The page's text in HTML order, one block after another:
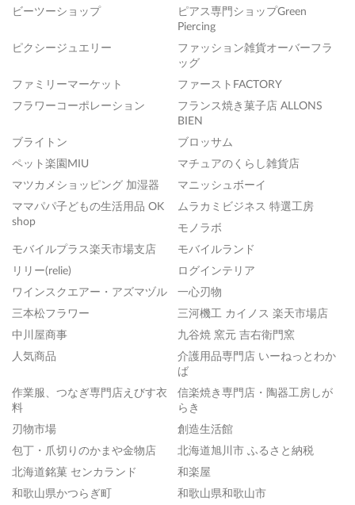
ビーツーショップ
ピアス専門ショップGreen
Piercing
ピクシージュエリー
ファッション雑貨オーバーフラ
ッグ
ファミリーマーケット
ファーストFACTORY
フラワーコーポレーション
フランス焼き菓子店 ALLONS
BIEN
ブライトン
ブロッサム
ペット楽園MIU
マチュアのくらし雑貨店
マツカメショッピング 加湿器
マニッシュボーイ
ママパパ子どもの生活用品 OK
shop
ムラカミビジネス 特選工房
モノラボ
モバイルプラス楽天市場支店
モバイルランド
リリー(relie)
ログインテリア
ワインスクエアー・アズマヅル
一心刃物
三本松フラワー
三河機工 カイノス 楽天市場店
中川屋商事
九谷焼 窯元 吉右衛門窯
人気商品
介護用品専門店 いーねっとわか
ば
作業服、つなぎ専門店えびす衣
料
信楽焼き専門店・陶器工房しが
らき
刃物市場
創造生活館
包丁・爪切りのかまや金物店
北海道旭川市 ふるさと納税
北海道銘菓 センカランド
和楽屋
和歌山県かつらぎ町
和歌山県和歌山市